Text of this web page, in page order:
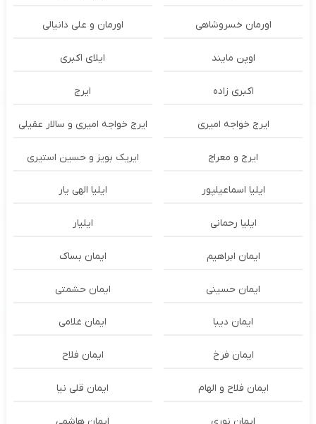
اورمان خسروشاهی اورمان و علی دانیالی
اوپن مایند ايلاى اكبرى
اکبری زاده ایرج
ایرج خواجه امیری ایرج خواجه امیری و سالار عقیلی
ایرج و معراج ایریک بویز و حسین استیری
ایلیا اسماعیلپور ایلیا الهی یار
ایلیا رحمانی ایلیار
ایمان ابراهیم ایمان بساک
ایمان حسینی ایمان حشمتی
ایمان دیبا ایمان غلامی
ایمان فرخ ایمان فلاح
ایمان فلاح و الهام ایمان قلی نیا